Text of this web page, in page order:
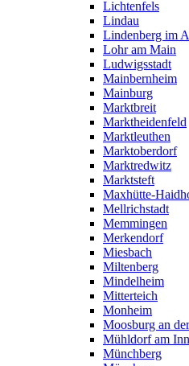
Lichtenfels
Lindau
Lindenberg im
Lohr am Main
Ludwigsstadt
Mainbernheim
Mainburg
Marktbreit
Marktheidenfeld
Marktleuthen
Marktoberdorf
Marktredwitz
Marktsteft
Maxhütte-
Mellrichstadt
Memmingen
Merkendorf
Miesbach
Miltenberg
Mindelheim
Mitterteich
Monheim
Moosburg an
Mühldorf am Inn
Münchberg